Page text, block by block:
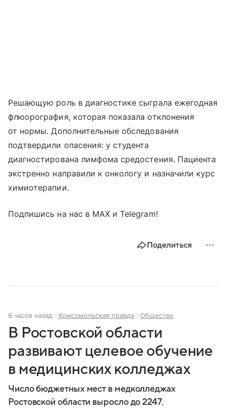
Решающую роль в диагностике сыграла ежегодная
флюорография, которая показала отклонения
от нормы. Дополнительные обследования
подтвердили опасения: у студента
диагностирована лимфома средостения. Пациента
экстренно направили к онкологу и назначили курс
химиотерапии.
Подпишись на нас в МАХ и Telegram!
Поделиться
6 часов назад Комсомольская правда Общество
В Ростовской области
развивают целевое обучение
в медицинских колледжах
Число бюджетных мест в медколледжах
Ростовской области выросло до 2247.